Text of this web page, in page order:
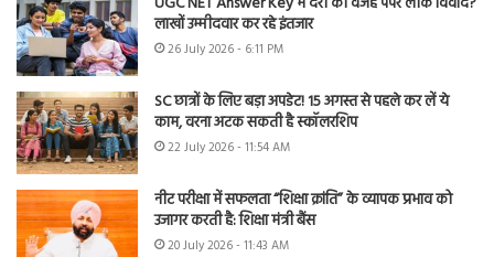
लाखों उम्मीदवार कर रहे इंतजार
26 July 2026 - 6:11 PM
SC छात्रों के लिए बड़ा अपडेट! 15 अगस्त से पहले कर लें ये
काम, वरना अटक सकती है स्कॉलरशिप
22 July 2026 - 11:54 AM
नीट परीक्षा में सफलता “शिक्षा क्रांति” के व्यापक प्रभाव को
उजागर करती है: शिक्षा मंत्री बैंस
20 July 2026 - 11:43 AM